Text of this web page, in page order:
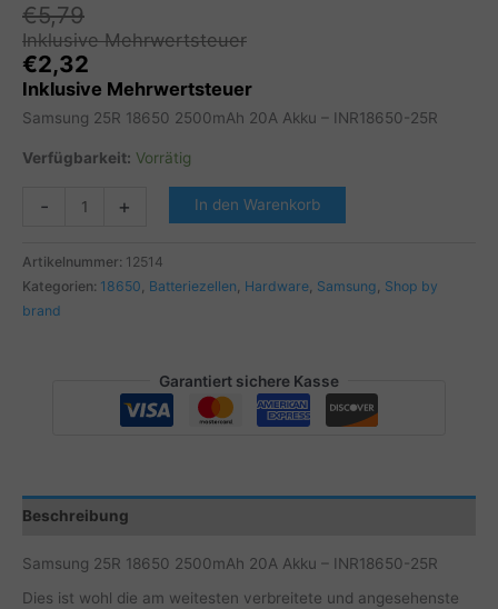
€5,79
Inklusive Mehrwertsteuer
€2,32
Inklusive Mehrwertsteuer
Samsung 25R 18650 2500mAh 20A Akku – INR18650-25R
Verfügbarkeit: Vorrätig
-
Samsung
2500mAh
20A
Akku
+ In den Warenkorb
Artikelnummer: 12514
Kategorien: 18650 Batteriezellen Hardware Samsung Shop by
brand
Garantiert sichere Kasse
Beschreibung
Samsung 25R 18650 2500mAh 20A Akku – INR18650-25R
Dies ist wohl die am weitesten verbreitete und angesehenste